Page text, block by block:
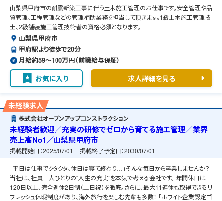
山梨県甲府市の耐震新築工事に伴う土木施工管理のお仕事です。安全管理や品
質管理、工程管理などの管理補助業務を担当して頂きます。1級土木施工管理技
士、2級舗装施工管理技術者の資格必須となります。
山梨県甲府市
甲府駅より徒歩で20分
月給約59〜100万円（前職給与保証）
お気に入り 求人詳細を見る
未経験求人
株式会社オープンアップコンストラクション
未経験者歓迎／充実の研修でゼロから育てる施工管理／業界
売上高No1／山梨県甲府市
掲載開始日：2025/07/01 掲載終了予定日：2030/07/01
「平日は仕事でクタクタ、休日は寝て終わり…」そんな毎日から卒業しませんか？
当社は、社員一人ひとりの“人生の充実”を本気で考える会社です。 年間休日は
120日以上、完全週休2日制（土日祝）を徹底。さらに、最大11連休も取得できるリ
フレッシュ休暇制度があり、海外旅行を楽しむ先輩も多数！ 「ホワイト企業認定ゴ